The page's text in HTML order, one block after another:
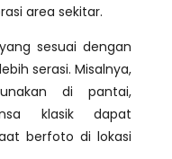
area sekitar.
sesuai dengan
serasi. Misalnya,
di pantai,
klasik dapat
berfoto di lokasi